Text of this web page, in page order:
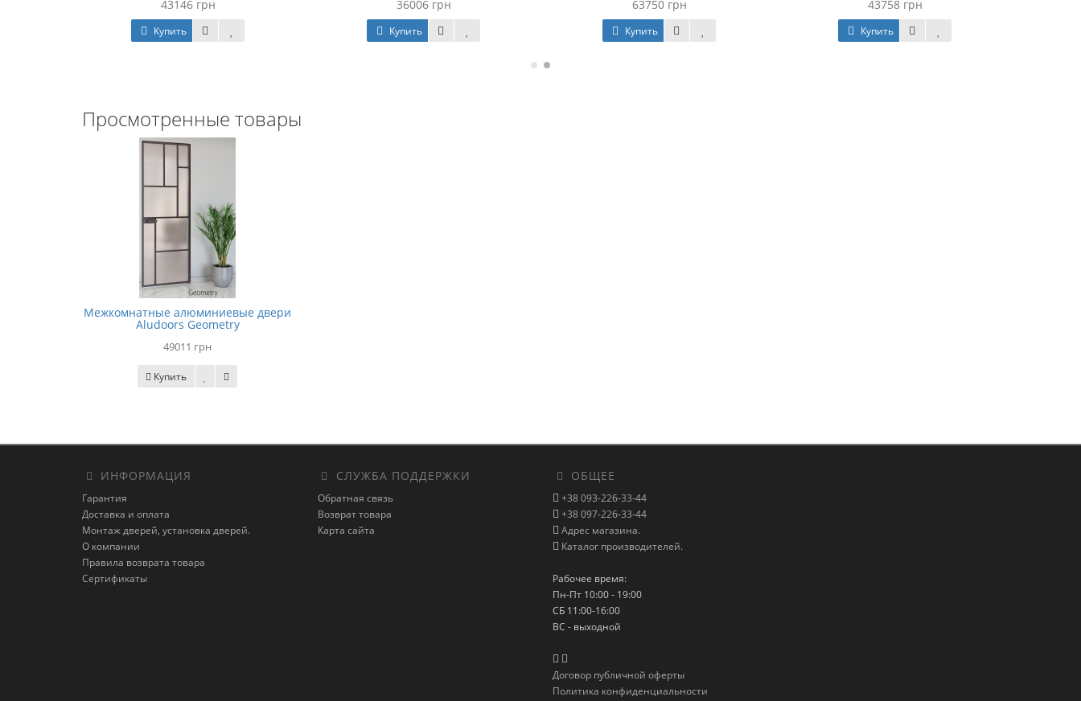
43146 грн
Купить
36006 грн
Купить
63750 грн
Купить
43758 грн
Купить
Просмотренные товары
Межкомнатные алюминиевые двери
Aludoors Geometry
49011 грн
Купить
ИНФОРМАЦИЯ
Гарантия
Доставка и оплата
Монтаж дверей, установка дверей.
О компании
Правила возврата товара
Сертификаты
СЛУЖБА ПОДДЕРЖКИ
Обратная связь
Возврат товара
Карта сайта
ОБЩЕЕ
+38 093-226-33-44
+38 097-226-33-44
Адрес магазина.
Каталог производителей.
Рабочее время:
Пн-Пт 10:00 - 19:00
СБ 11:00-16:00
ВС - выходной
Договор публичной оферты
Политика конфиденциальности